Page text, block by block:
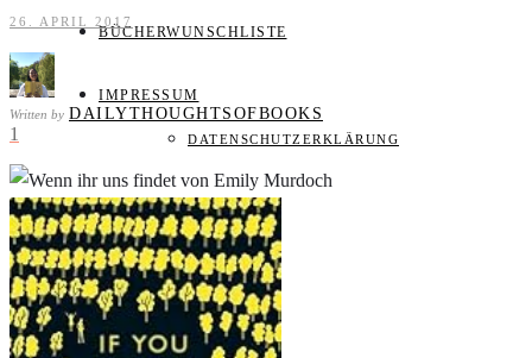
BÜCHERWUNSCHLISTE
IMPRESSUM
DATENSCHUTZERKLÄRUNG
26. APRIL 2017
Written by DAILYTHOUGHTSOFBOOKS
1